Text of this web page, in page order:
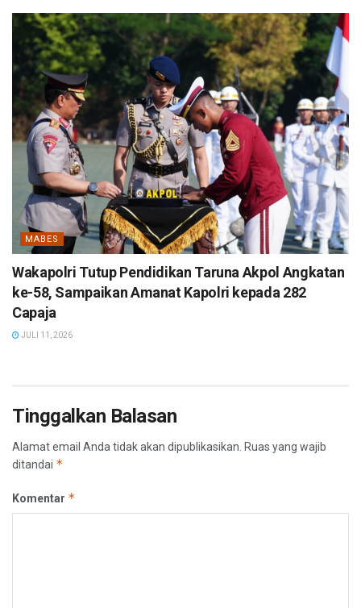
MABES
Wakapolri Tutup Pendidikan Taruna Akpol Angkatan
ke-58, Sampaikan Amanat Kapolri kepada 282
Capaja
JULI 11, 2026
Tinggalkan Balasan
Alamat email Anda tidak akan dipublikasikan. Ruas yang wajib
ditandai *
Komentar *